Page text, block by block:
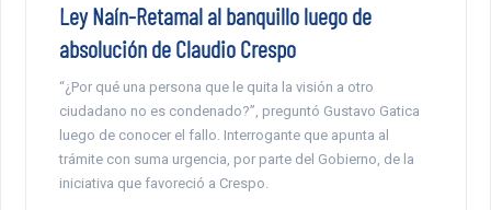
Ley Naín-Retamal al banquillo luego de
absolución de Claudio Crespo
“¿Por qué una persona que le quita la visión a otro
ciudadano no es condenado?”, preguntó Gustavo Gatica
luego de conocer el fallo. Interrogante que apunta al
trámite con suma urgencia, por parte del Gobierno, de la
iniciativa que favoreció a Crespo.